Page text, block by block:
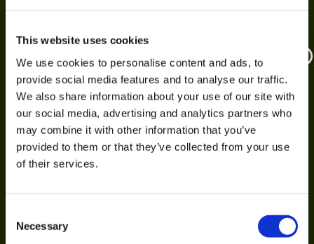
This website uses cookies
We use cookies to personalise content and ads, to
provide social media features and to analyse our traffic.
We also share information about your use of our site with
our social media, advertising and analytics partners who
may combine it with other information that you’ve
provided to them or that they’ve collected from your use
of their services.
Selection
Necessary
etnia, religione, età o situazione economica,
programma. Sempre più spesso le famiglie non
corrispondono al modello “tradizionale”: possono
infatti essere composte da coppie senza figli, un
solo genitore con figli, persone single oppure
coppie dello stesso sesso.
Tutte le famiglie ospitanti vengono sottoposte a
controlli accurati su affidabilità, sicurezza e
idoneità dell’ambiente domestico.